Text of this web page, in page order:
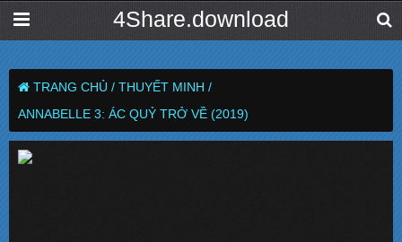
4Share.download
TRANG CHỦ / THUYẾT MINH /
ANNABELLE 3: ÁC QUỶ TRỞ VỀ (2019)